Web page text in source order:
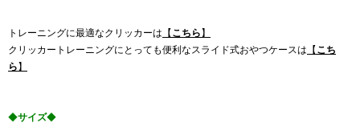
トレーニングに最適なクリッカーは 【こちら】
クリッカートレーニングにとっても便利なスライド式おやつケースは 【こち
ら】
◆サイズ◆